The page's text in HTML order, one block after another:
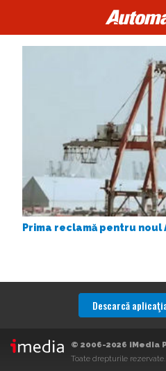
Prima reclamă pentru noul
Descarcă
© 2006-2026 iMedia
Toate drepturile rezervate.